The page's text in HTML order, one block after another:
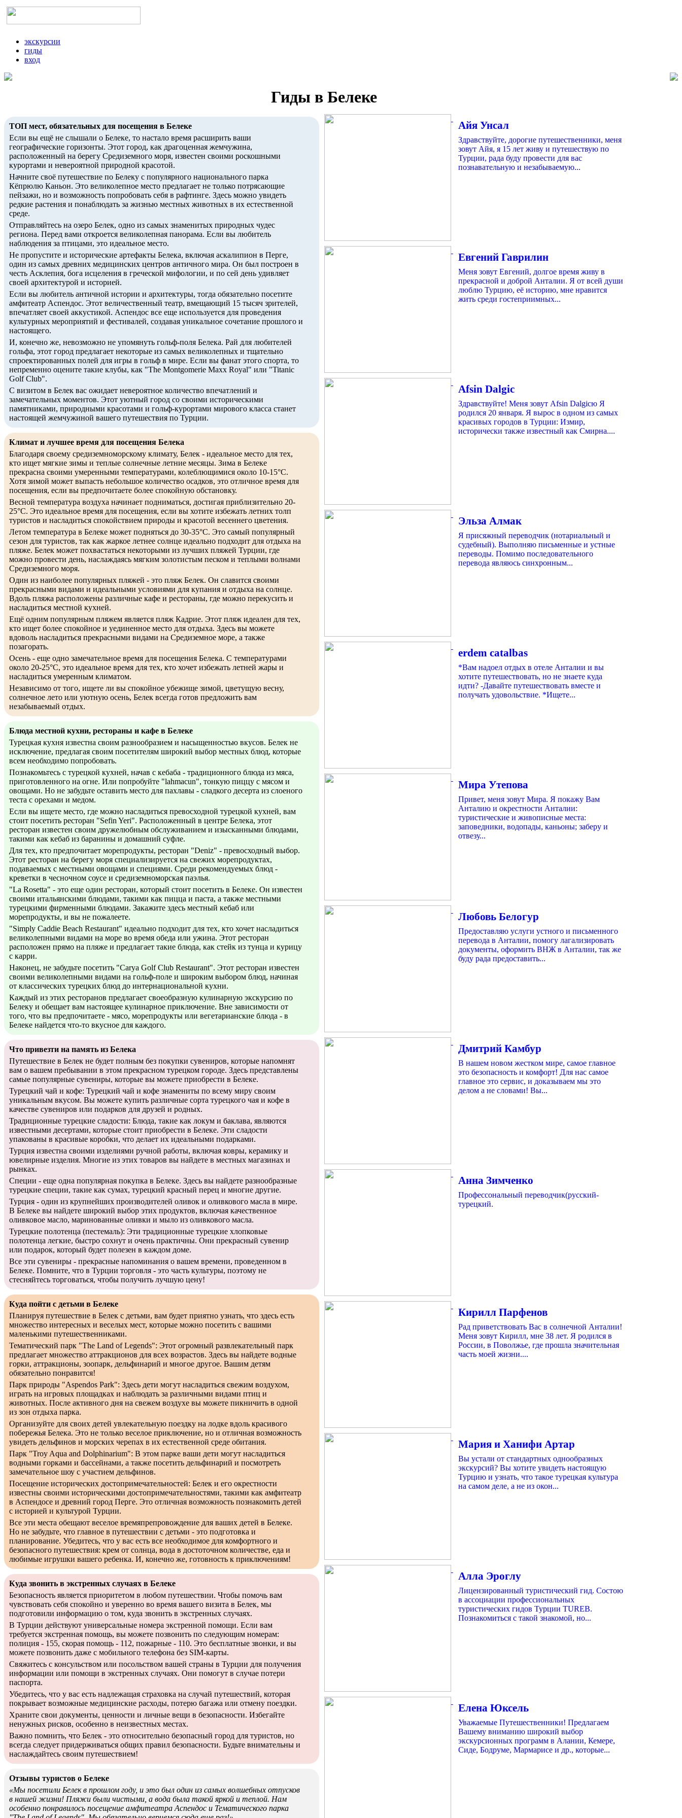
экскурсии
гиды
вход
Гиды в Белеке
ТОП мест, обязательных для посещения в Белеке
Если вы ещё не слышали о Белеке, то настало время расширить ваши
географические горизонты. Этот город, как драгоценная жемчужина,
расположенный на берегу Средиземного моря, известен своими роскошными
курортами и невероятной природной красотой.
Начните своё путешествие по Белеку с популярного национального парка
Кёпрюлю Каньон. Это великолепное место предлагает не только потрясающие
пейзажи, но и возможность попробовать себя в рафтинге. Здесь можно увидеть
редкие растения и понаблюдать за жизнью местных животных в их естественной
среде.
Отправляйтесь на озеро Белек, одно из самых знаменитых природных чудес
региона. Перед вами откроется великолепная панорама. Если вы любитель
наблюдения за птицами, это идеальное место.
Не пропустите и исторические артефакты Белека, включая аскалипион в Перге,
один из самых древних медицинских центров античного мира. Он был построен в
честь Асклепия, бога исцеления в греческой мифологии, и по сей день удивляет
своей архитектурой и историей.
Если вы любитель античной истории и архитектуры, тогда обязательно посетите
амфитеатр Аспендос. Этот величественный театр, вмещающий 15 тысяч зрителей,
впечатляет своей аккустикой. Аспендос все еще используется для проведения
культурных мероприятий и фестивалей, создавая уникальное сочетание прошлого и
настоящего.
И, конечно же, невозможно не упомянуть гольф-поля Белека. Рай для любителей
гольфа, этот город предлагает некоторые из самых великолепных и тщательно
спроектированных полей для игры в гольф в мире. Если вы фанат этого спорта, то
непременно оцените такие клубы, как "The Montgomerie Maxx Royal" или "Titanic
Golf Club".
С визитом в Белек вас ожидает невероятное количество впечатлений и
замечательных моментов. Этот уютный город со своими историческими
памятниками, природными красотами и гольф-курортами мирового класса станет
настоящей жемчужиной вашего путешествия по Турции.
Климат и лучшее время для посещения Белека
Благодаря своему средиземноморскому климату, Белек - идеальное место для тех,
кто ищет мягкие зимы и теплые солнечные летние месяцы. Зима в Белеке
прекрасна своими умеренными температурами, колеблющимися около 10-15°C.
Хотя зимой может выпасть небольшое количество осадков, это отличное время для
посещения, если вы предпочитаете более спокойную обстановку.
Весной температура воздуха начинает подниматься, достигая приблизительно 20-
25°C. Это идеальное время для посещения, если вы хотите избежать летних толп
туристов и насладиться спокойствием природы и красотой весеннего цветения.
Летом температура в Белеке может подняться до 30-35°C. Это самый популярный
сезон для туристов, так как жаркое летнее солнце идеально подходит для отдыха на
пляже. Белек может похвастаться некоторыми из лучших пляжей Турции, где
можно провести день, наслаждаясь мягким золотистым песком и теплыми волнами
Средиземного моря.
Один из наиболее популярных пляжей - это пляж Белек. Он славится своими
прекрасными видами и идеальными условиями для купания и отдыха на солнце.
Вдоль пляжа расположены различные кафе и рестораны, где можно перекусить и
насладиться местной кухней.
Ещё одним популярным пляжем является пляж Кадрие. Этот пляж идеален для тех,
кто ищет более спокойное и уединенное место для отдыха. Здесь вы можете
вдоволь насладиться прекрасными видами на Средиземное море, а также
позагорать.
Осень - еще одно замечательное время для посещения Белека. С температурами
около 20-25°C, это идеальное время для тех, кто хочет избежать летней жары и
насладиться умеренным климатом.
Независимо от того, ищете ли вы спокойное убежище зимой, цветущую весну,
солнечное лето или уютную осень, Белек всегда готов предложить вам
незабываемый отдых.
Блюда местной кухни, рестораны и кафе в Белеке
Турецкая кухня известна своим разнообразием и насыщенностью вкусов. Белек не
исключение, предлагая своим посетителям широкий выбор местных блюд, которые
всем необходимо попробовать.
Познакомьтесь с турецкой кухней, начав с кебаба - традиционного блюда из мяса,
приготовленного на огне. Или попробуйте "lahmacun", тонкую пиццу с мясом и
овощами. Но не забудьте оставить место для пахлавы - сладкого десерта из слоеного
теста с орехами и медом.
Если вы ищете место, где можно насладиться превосходной турецкой кухней, вам
стоит посетить ресторан "Sefin Yeri". Расположенный в центре Белека, этот
ресторан известен своим дружелюбным обслуживанием и изысканными блюдами,
такими как кебаб из баранины и домашний суфле.
Для тех, кто предпочитает морепродукты, ресторан "Deniz" - превосходный выбор.
Этот ресторан на берегу моря специализируется на свежих морепродуктах,
подаваемых с местными овощами и специями. Среди рекомендуемых блюд -
креветки в чесночном соусе и средиземноморская паэлья.
"La Rosetta" - это еще один ресторан, который стоит посетить в Белеке. Он известен
своими итальянскими блюдами, такими как пицца и паста, а также местными
турецкими фирменными блюдами. Закажите здесь местный кебаб или
морепродукты, и вы не пожалеете.
"Simply Caddie Beach Restaurant" идеально подходит для тех, кто хочет насладиться
великолепными видами на море во время обеда или ужина. Этот ресторан
расположен прямо на пляже и предлагает такие блюда, как стейк из тунца и курицу
с карри.
Наконец, не забудьте посетить "Carya Golf Club Restaurant". Этот ресторан известен
своими великолепными видами на гольф-поле и широким выбором блюд, начиная
от классических турецких блюд до интернациональной кухни.
Каждый из этих ресторанов предлагает своеобразную кулинарную экскурсию по
Белеку и обещает вам настоящее кулинарное приключение. Вне зависимости от
того, что вы предпочитаете - мясо, морепродукты или вегетарианские блюда - в
Белеке найдется что-то вкусное для каждого.
Что привезти на память из Белека
Путешествие в Белек не будет полным без покупки сувениров, которые напомнят
вам о вашем пребывании в этом прекрасном турецком городе. Здесь представлены
самые популярные сувениры, которые вы можете приобрести в Белеке.
Турецкий чай и кофе: Турецкий чай и кофе знамениты по всему миру своим
уникальным вкусом. Вы можете купить различные сорта турецкого чая и кофе в
качестве сувениров или подарков для друзей и родных.
Традиционные турецкие сладости: Блюда, такие как локум и баклава, являются
известными десертами, которые стоит приобрести в Белеке. Эти сладости
упакованы в красивые коробки, что делает их идеальными подарками.
Турция известна своими изделиями ручной работы, включая ковры, керамику и
ювелирные изделия. Многие из этих товаров вы найдете в местных магазинах и
рынках.
Специи - еще одна популярная покупка в Белеке. Здесь вы найдете разнообразные
турецкие специи, такие как сумах, турецкий красный перец и многие другие.
Турция - один из крупнейших производителей оливок и оливкового масла в мире.
В Белеке вы найдете широкий выбор этих продуктов, включая качественное
оливковое масло, маринованные оливки и мыло из оливкового масла.
Турецкие полотенца (пестемаль): Эти традиционные турецкие хлопковые
полотенца легкие, быстро сохнут и очень практичны. Они прекрасный сувенир
или подарок, который будет полезен в каждом доме.
Все эти сувениры - прекрасные напоминания о вашем времени, проведенном в
Белеке. Помните, что в Турции торговля - это часть культуры, поэтому не
стесняйтесь торговаться, чтобы получить лучшую цену!
Куда пойти с детьми в Белеке
Планируя путешествие в Белек с детьми, вам будет приятно узнать, что здесь есть
множество интересных и веселых мест, которые можно посетить с вашими
маленькими путешественниками.
Тематический парк "The Land of Legends": Этот огромный развлекательный парк
предлагает множество аттракционов для всех возрастов. Здесь вы найдете водные
горки, аттракционы, зоопарк, дельфинарий и многое другое. Вашим детям
обязательно понравится!
Парк природы "Aspendos Park": Здесь дети могут насладиться свежим воздухом,
играть на игровых площадках и наблюдать за различными видами птиц и
животных. После активного дня на свежем воздухе вы можете пикничить в одной
из зон отдыха парка.
Организуйте для своих детей увлекательную поездку на лодке вдоль красивого
побережья Белека. Это не только веселое приключение, но и отличная возможность
увидеть дельфинов и морских черепах в их естественной среде обитания.
Парк "Troy Aqua and Dolphinarium": В этом парке ваши дети могут насладиться
водными горками и бассейнами, а также посетить дельфинарий и посмотреть
замечательное шоу с участием дельфинов.
Посещение исторических достопримечательностей: Белек и его окрестности
известны своими историческими достопримечательностями, такими как амфитеатр
в Аспендосе и древний город Перге. Это отличная возможность познакомить детей
с историей и культурой Турции.
Все эти места обещают веселое времяпрепровождение для ваших детей в Белеке.
Но не забудьте, что главное в путешествии с детьми - это подготовка и
планирование. Убедитесь, что у вас есть все необходимое для комфортного и
безопасного путешествия: крем от солнца, вода в достоточном количестве, еда и
любимые игрушки вашего ребенка. И, конечно же, готовность к приключениям!
Куда звонить в экстренных случаях в Белеке
Безопасность является приоритетом в любом путешествии. Чтобы помочь вам
чувствовать себя спокойно и уверенно во время вашего визита в Белек, мы
подготовили информацию о том, куда звонить в экстренных случаях.
В Турции действуют универсальные номера экстренной помощи. Если вам
требуется экстренная помощь, вы можете позвонить по следующим номерам:
полиция - 155, скорая помощь - 112, пожарные - 110. Это бесплатные звонки, и вы
можете позвонить даже с мобильного телефона без SIM-карты.
Свяжитесь с консульством или посольством вашей страны в Турции для получения
информации или помощи в экстренных случаях. Они помогут в случае потери
паспорта.
Убедитесь, что у вас есть надлежащая страховка на случай путешествий, которая
покрывает возможные медицинские расходы, потерю багажа или отмену поездки.
Храните свои документы, ценности и личные вещи в безопасности. Избегайте
ненужных рисков, особенно в неизвестных местах.
Важно помнить, что Белек - это относительно безопасный город для туристов, но
всегда следует придерживаться общих правил безопасности. Будьте внимательны и
наслаждайтесь своим путешествием!
Отзывы туристов о Белеке
«Мы посетили Белек в прошлом году, и это был один из самых волшебных отпусков
в нашей жизни! Пляжи были чистыми, а вода была такой яркой и теплой. Нам
особенно понравилось посещение амфитеатра Аспендос и Тематического парка
Айя Унсал
Здравствуйте, дорогие путешественники, меня
зовут Айя, я 15 лет живу и путешествую по
Турции, рада буду провести для вас
познавательную и незабываемую...
Евгений Гаврилин
Меня зовут Евгений, долгое время живу в
прекрасной и доброй Анталии. Я от всей души
люблю Турцию, её историю, мне нравится
жить среди гостеприимных...
Afsin Dalgic
Здравствуйте! Меня зовут Afsin Dalgicю Я
родился 20 января. Я вырос в одном из самых
красивых городов в Турции: Измир,
исторически также известный как Смирна....
Эльза Алмак
Я присяжный переводчик (нотариальный и
судебный). Выполняю письменные и устные
переводы. Помимо последовательного
перевода являюсь синхронным...
erdem catalbas
*Вам надоел отдых в отеле Анталии и вы
хотите путешествовать, но не знаете куда
идти? -Давайте путешествовать вместе и
получать удовольствие. *Ищете...
Мира Утепова
Привет, меня зовут Мира. Я покажу Вам
Анталию и окрестности Анталии:
туристические и живописные места:
заповедники, водопады, каньоны; заберу и
отвезу...
Любовь Белогур
Предоставляю услуги устного и письменного
перевода в Анталии, помогу лагализировать
документы, оформить ВНЖ в Анталии, так же
буду рада предоставить...
Дмитрий Камбур
В нашем новом жестком мире, самое главное
это безопасность и комфорт! Для нас самое
главное это сервис, и доказываем мы это
делом а не словами! Вы...
Анна Зимченко
Профессональный переводчик(русский-
турецкий.
Кирилл Парфенов
Рад приветствовать Вас в солнечной Анталии!
Меня зовут Кирилл, мне 38 лет. Я родился в
России, в Поволжье, где прошла значительная
часть моей жизни....
Мария и Ханифи Артар
Вы устали от стандартных однообразных
экскурсий? Вы хотите увидеть настоящую
Турцию и узнать, что такое турецкая культура
на самом деле, а не из окон...
Алла Эроглу
Лицензированный туристический гид. Состою
в ассоциации профессиональных
туристических гидов Турции TUREB.
Познакомиться с такой знакомой, но...
Елена Юксель
Уважаемые Путешественники! Предлагаем
Вашему вниманию широкий выбор
экскурсионных программ в Алании, Кемере,
Сиде, Бодруме, Мармарисе и др., которые...